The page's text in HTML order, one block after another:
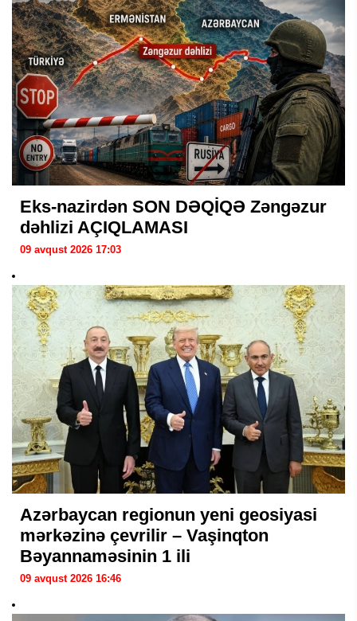
Eks-nazirdən SON DƏQİQƏ Zəngəzur
dəhlizi AÇIQLAMASI
09 avqust 2026 17:03
Azərbaycan regionun yeni geosiyasi
mərkəzinə çevrilir – Vaşinqton
Bəyannaməsinin 1 ili
09 avqust 2026 16:46